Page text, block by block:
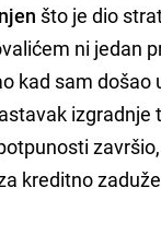
što je dio
ni jedan
kad sam došao
izgradnje
kreditno